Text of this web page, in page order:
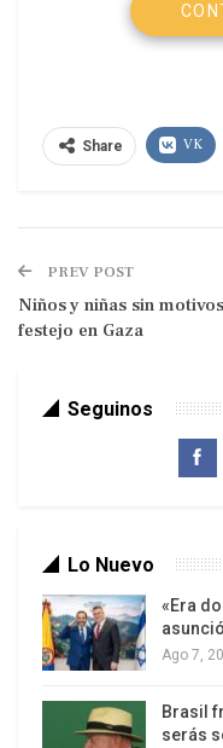
Del total de países
pronunciaron a
Tras la votación, el
Unidas, Ban ki-
desde hace
internacional de
Más temprano, el
ONU que ante las
presentadas por
respuesta
pueblo palestino.
El gobernante
resistencia pacífica
agresiones de las
«Palestina va a
Share VK
PREV POST
Niños y niñas sin
festejo en Gaza
Seguinos
Lo Nuevo
«Era
Ago 7,
Brasil
serás